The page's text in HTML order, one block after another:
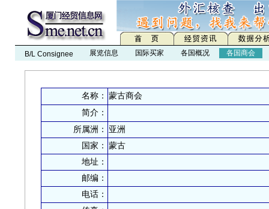
B/L Consignee 展览信息 国际买家 各国概况 各国商会
名称： 蒙古商会
简介：
所属洲：
亚洲
国家： 蒙古
地址：
邮编：
电话：